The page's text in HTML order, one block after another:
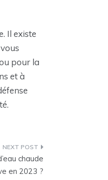
Il existe
pour la
et à
chaude
en 2023 ?